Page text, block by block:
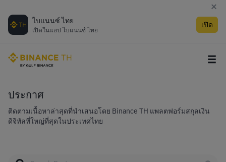
ไบแนนซ์ ไทย
เปิดในแอป ไบแนนซ์ ไทย
เปิด
ประกาศ
ติดตามเนื้อหาล่าสุดที่นําเสนอโดย Binance TH แพลตฟอร์มสกุลเงิน
ดิจิทัลที่ใหญ่ที่สุดในประเทศไทย